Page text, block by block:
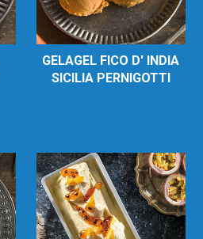
GELAGEL FICO D' INDIA
SICILIA PERNIGOTTI